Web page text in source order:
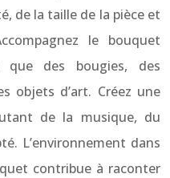
de la taille de la pièce et
le bouquet
que des bougies, des
objets d’art. Créez une
de la musique, du
L’environnement dans
contribue à raconter